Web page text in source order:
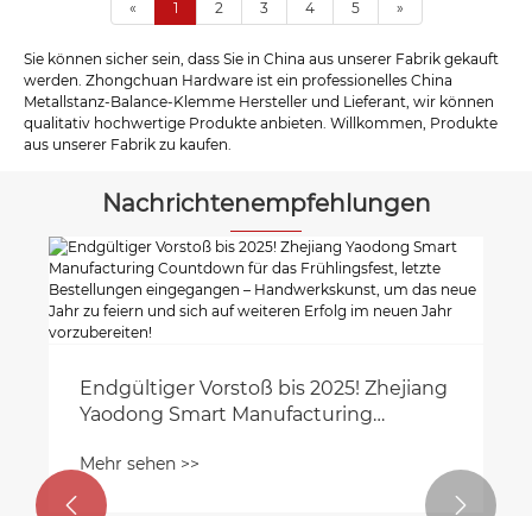
« 1 2 3 4 5 »
Sie können sicher sein, dass Sie in China aus unserer Fabrik gekauft
werden. Zhongchuan Hardware ist ein professionelles China
Metallstanz-Balance-Klemme Hersteller und Lieferant, wir können
qualitativ hochwertige Produkte anbieten. Willkommen, Produkte
aus unserer Fabrik zu kaufen.
Nachrichtenempfehlungen
Endgültiger Vorstoß bis 2025! Zhejiang
Yaodong Smart Manufacturing
letzte Bestellungen eingegangen –
Handwerkskunst, um das neue Jahr zu
Mehr sehen >>
 